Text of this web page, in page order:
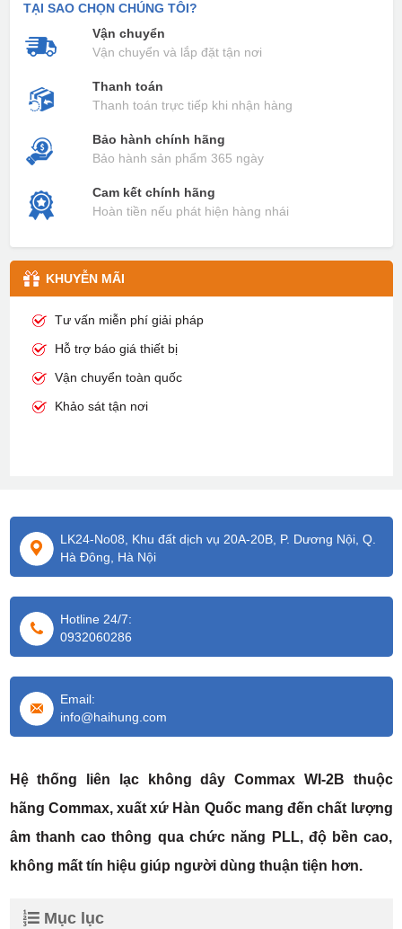
TẠI SAO CHỌN CHÚNG TÔI?
Vận chuyển
Vận chuyển và lắp đặt tận nơi
Thanh toán
Thanh toán trực tiếp khi nhận hàng
Bảo hành chính hãng
Bảo hành sản phẩm 365 ngày
Cam kết chính hãng
Hoàn tiền nếu phát hiện hàng nhái
KHUYỄN MÃI
Tư vấn miễn phí giải pháp
Hỗ trợ báo giá thiết bị
Vận chuyển toàn quốc
Khảo sát tận nơi
LK24-No08, Khu đất dịch vụ 20A-20B, P. Dương Nội, Q.
Hà Đông, Hà Nội
Hotline 24/7:
0932060286
Email:
info@haihung.com
Hệ thống liên lạc không dây Commax WI-2B thuộc
hãng Commax, xuất xứ Hàn Quốc mang đến chất lượng
âm thanh cao thông qua chức năng PLL, độ bền cao,
không mất tín hiệu giúp người dùng thuận tiện hơn.
Mục lục